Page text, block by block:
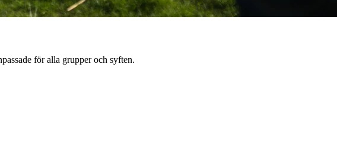
för alla grupper och syften.